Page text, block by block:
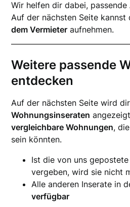
Wir helfen dir dabei,
Auf der nächsten Seite
dem Vermieter aufnehmen.
Weitere passende
entdecken
Auf der nächsten Seite wird
Wohnungsinseraten
vergleichbare Wohnungen,
sein könnten.
Ist die von uns
vergeben, wird sie nicht
Alle anderen Inserate in
verfügbar